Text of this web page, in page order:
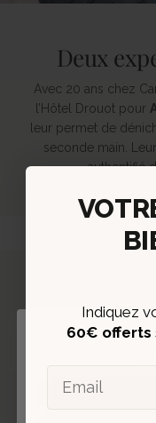
Deux
Avec 20 ans chez
l’Hôtel Drouot pour
leur permet de
seconde main.
authentifié
Indiquez
60€ offerts